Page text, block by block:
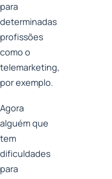
para
determinadas
profissões
como o
telemarketing,
por exemplo.
Agora
alguém que
tem
dificuldades
para